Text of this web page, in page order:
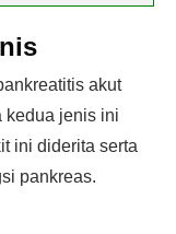
akut
kedua jenis ini
ini diderita serta
pankreas.